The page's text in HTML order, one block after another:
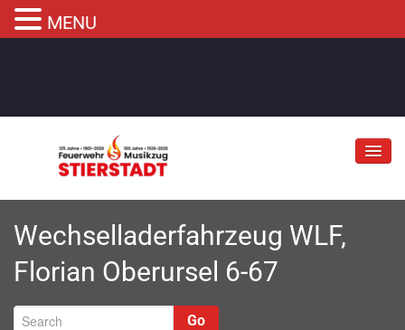
Jubiläum
Abteilungen
Informationen
Fahrzeuge
Wechselladerfahrzeug WLF,
Florian Oberursel 6-67
Go
MENU